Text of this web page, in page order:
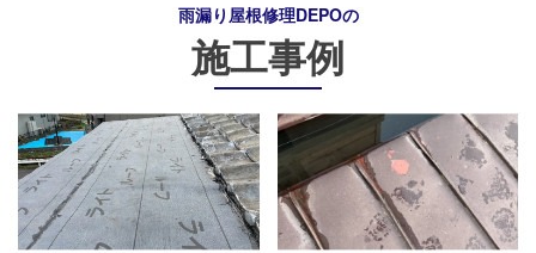
雨漏り屋根修理DEPOの
施工事例